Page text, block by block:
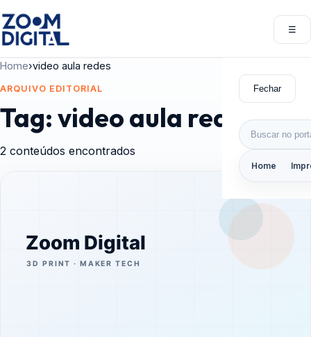
☰
Fechar
Buscar por:
Home
Home›video aula redes
ARQUIVO EDITORIAL
Tag:video aula redes
2 conteúdos encontrados